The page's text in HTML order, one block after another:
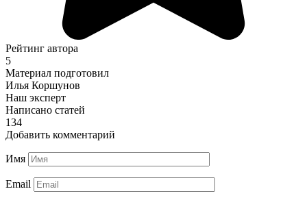
Рейтинг автора
5
Материал подготовил
Илья Коршунов
Наш эксперт
Написано статей
134
Добавить комментарий
Имя
Email